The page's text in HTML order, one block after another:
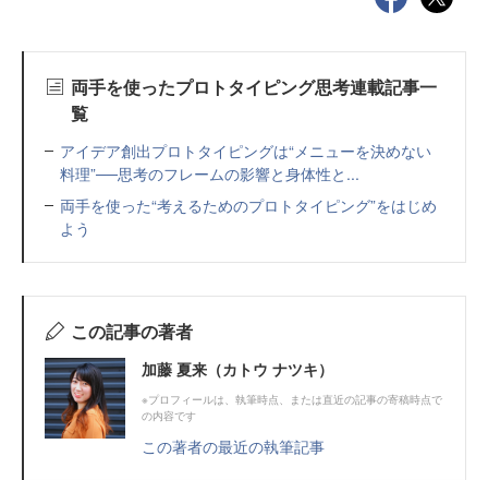
両手を使ったプロトタイピング思考連載記事一
覧
アイデア創出プロトタイピングは“メニューを決めない
料理”──思考のフレームの影響と身体性と...
両手を使った“考えるためのプロトタイピング”をはじめ
よう
この記事の著者
加藤 夏来（カトウ ナツキ）
※プロフィールは、執筆時点、または直近の記事の寄稿時点で
の内容です
この著者の最近の執筆記事